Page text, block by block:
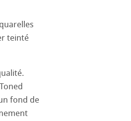
teinté
fond de